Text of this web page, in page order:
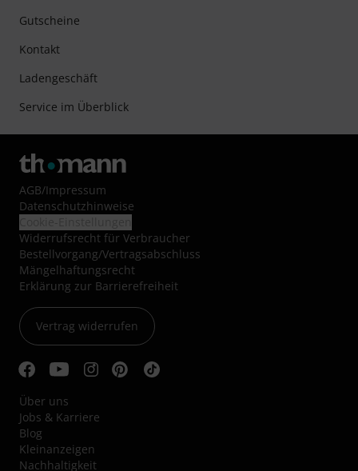
Gutscheine
Kontakt
Ladengeschäft
Service im Überblick
AGB/Impressum
Datenschutzhinweise
Widerrufsrecht für Verbraucher
Bestellvorgang/Vertragsabschluss
Mängelhaftungsrecht
Erklärung zur Barrierefreiheit
Vertrag widerrufen
Über uns
Jobs & Karriere
Blog
Kleinanzeigen
Nachhaltigkeit